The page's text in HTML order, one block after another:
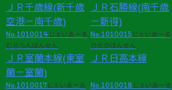
ＪＲ千歳線(新千歳
空港－南千歳)
ＪＲ石勝線(南千歳
－新得)
No.1010014 じぇいあーる
むろらんほんせん
ＪＲ室蘭本線(東室
蘭－室蘭)
No.1010015 じぇいあーる
ひだかほんせん
ＪＲ日高本線
No.1010017 じぇいあーる
No.1010018 じぇいあーる